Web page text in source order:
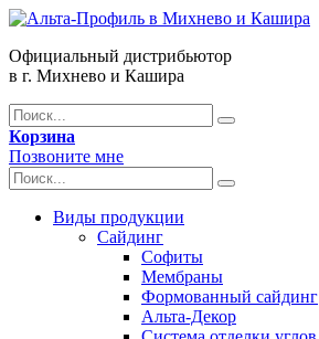
Официальный дистрибьютор
в г. Михнево и Кашира
Корзина
Позвоните мне
Виды продукции
Сайдинг
Софиты
Мембраны
Формованный сайдинг
Альта-Декор